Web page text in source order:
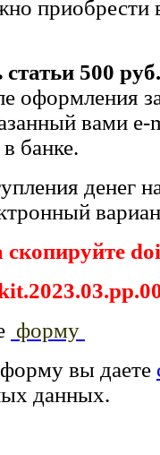
приобрести
статьи 500
оформления
вами e-
банке.
денег
скопируйте
форму
вы даете
данных.